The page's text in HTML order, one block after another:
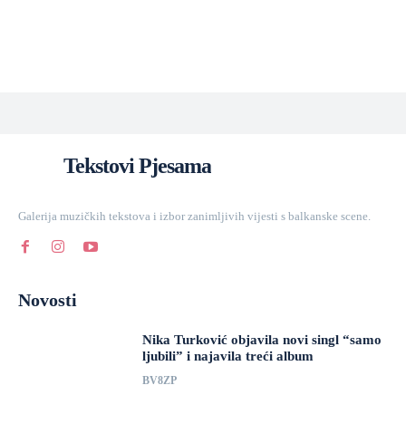
Tekstovi Pjesama
Galerija muzičkih tekstova i izbor zanimljivih vijesti s balkanske scene.
Novosti
Nika Turković objavila novi singl “samo
ljubili” i najavila treći album
BV8ZP